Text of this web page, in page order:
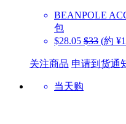
BEANPOLE
包
$28.05 $33 (約
关注商品 申请到货通
当天购